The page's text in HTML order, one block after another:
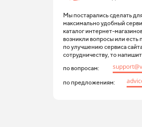
Мы постарались сделать
максимально удобный
каталог интернет-
возникли вопросы или
по улучшению сервиса
сотрудничеству, то
по вопросам:
по предложениям: